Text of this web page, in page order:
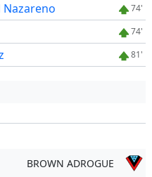
Nazareno 74'
74'
81'
BROWN ADROGUE